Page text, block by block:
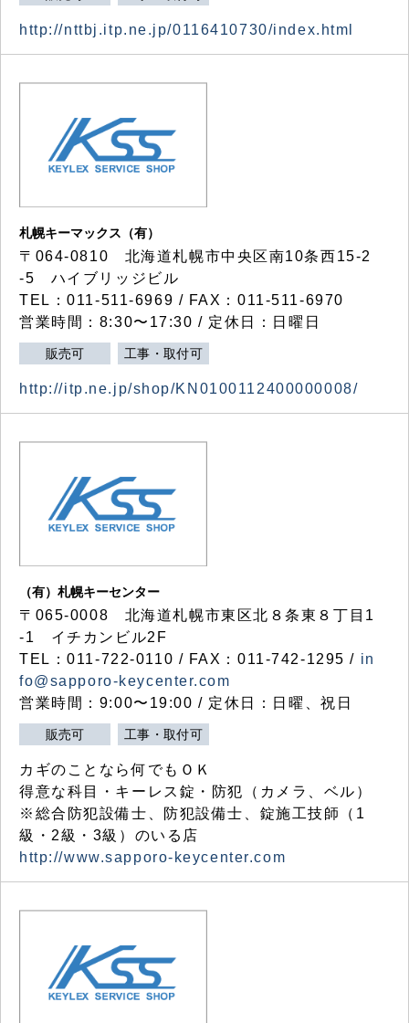
http://nttbj.itp.ne.jp/0116410730/index.html
札幌キーマックス（有）
〒064-0810 北海道札幌市中央区南10条西15-2
-5 ハイブリッジビル
TEL：011-511-6969 / FAX：011-511-6970
営業時間：8:30〜17:30 / 定休日：日曜日
販売可 工事・取付可
http://itp.ne.jp/shop/KN0100112400000008/
（有）札幌キーセンター
〒065-0008 北海道札幌市東区北８条東８丁目1
-1 イチカンビル2F
TEL：011-722-0110 / FAX：011-742-1295 / in
fo@sapporo-keycenter.com
営業時間：9:00〜19:00 / 定休日：日曜、祝日
販売可 工事・取付可
カギのことなら何でもＯＫ
得意な科目・キーレス錠・防犯（カメラ、ベル）
※総合防犯設備士、防犯設備士、錠施工技師（1
級・2級・3級）のいる店
http://www.sapporo-keycenter.com